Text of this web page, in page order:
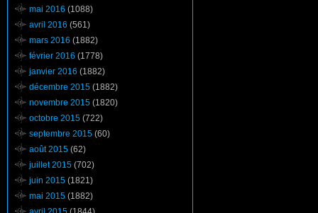
mai 2016 (1088)
avril 2016 (561)
mars 2016 (1882)
février 2016 (1778)
janvier 2016 (1882)
décembre 2015 (1882)
novembre 2015 (1820)
octobre 2015 (722)
septembre 2015 (60)
août 2015 (62)
juillet 2015 (702)
juin 2015 (1821)
mai 2015 (1882)